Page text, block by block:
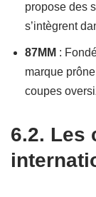
propose des
s’intègrent
87MM :
marque
coupes
6.2. Les